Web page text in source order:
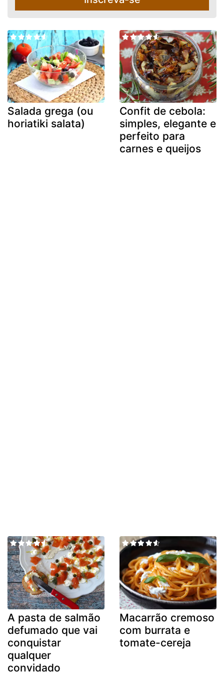
Salada grega (ou
horiatiki salata)
Confit de cebola:
simples, elegante e
perfeito para
carnes e queijos
A pasta de salmão
defumado que vai
conquistar
qualquer
convidado
Macarrão cremoso
com burrata e
tomate-cereja